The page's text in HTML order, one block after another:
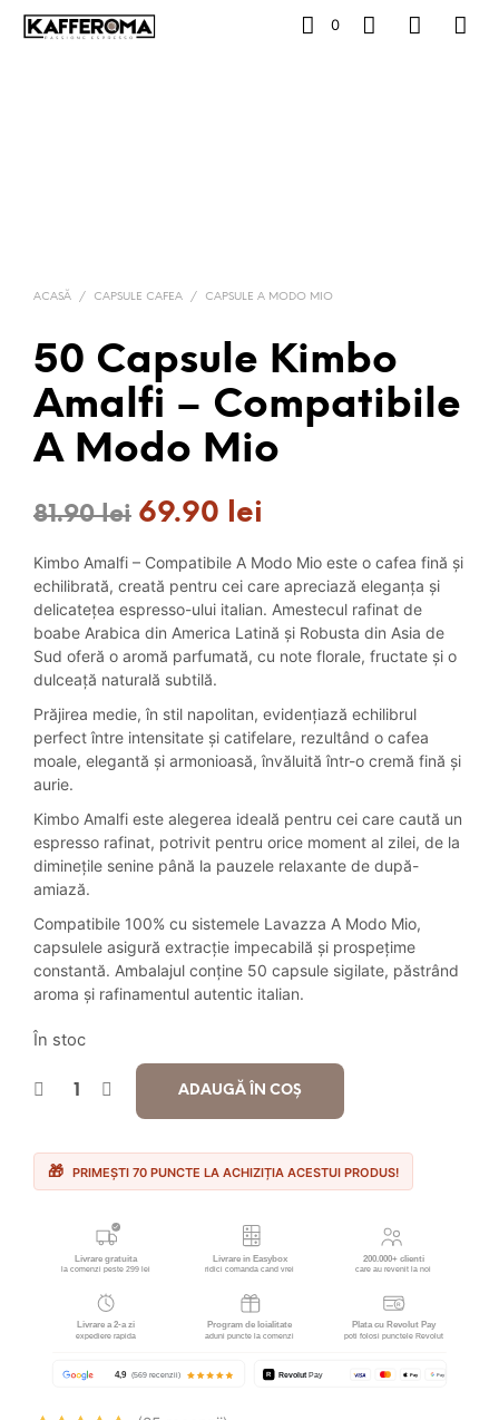
0
ACASĂ / CAPSULE CAFEA / CAPSULE A MODO MIO
50 Capsule Kimbo
Amalfi – Compatibile
A Modo Mio
81.90lei Prețul
a
fost:
81.90 lei.
69.90 lei
este:
69.90 lei.
Kimbo Amalfi – Compatibile A Modo Mio este o cafea fină și
echilibrată, creată pentru cei care apreciază eleganța și
delicatețea espresso-ului italian. Amestecul rafinat de
boabe Arabica din America Latină și Robusta din Asia de
Sud oferă o aromă parfumată, cu note florale, fructate și o
dulceață naturală subtilă.
Prăjirea medie, în stil napolitan, evidențiază echilibrul
perfect între intensitate și catifelare, rezultând o cafea
moale, elegantă și armonioasă, învăluită într-o cremă fină și
aurie.
Kimbo Amalfi este alegerea ideală pentru cei care caută un
espresso rafinat, potrivit pentru orice moment al zilei, de la
diminețile senine până la pauzele relaxante de după-
amiază.
Compatibile 100% cu sistemele Lavazza A Modo Mio,
capsulele asigură extracție impecabilă și prospețime
constantă. Ambalajul conține 50 capsule sigilate, păstrând
aroma și rafinamentul autentic italian.
În stoc
ADAUGĂ ÎN COȘ
PRIMEȘTI 70 PUNCTE LA ACHIZIȚIA ACESTUI PRODUS!